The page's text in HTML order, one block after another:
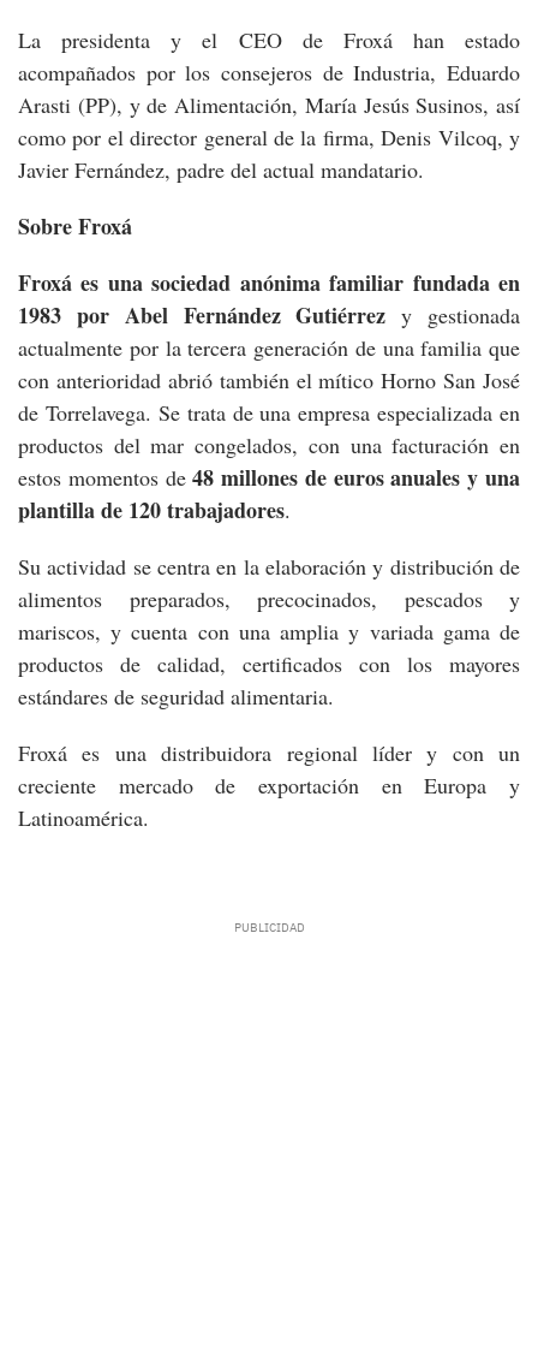
La presidenta y el CEO de Froxá han estado
acompañados por los consejeros de Industria, Eduardo
Arasti (PP), y de Alimentación, María Jesús Susinos, así
como por el director general de la firma, Denis Vilcoq, y
Javier Fernández, padre del actual mandatario.
Sobre Froxá
Froxá es una sociedad anónima familiar fundada en
1983 por Abel Fernández Gutiérrez y gestionada
actualmente por la tercera generación de una familia que
con anterioridad abrió también el mítico Horno San José
de Torrelavega. Se trata de una empresa especializada en
productos del mar congelados, con una facturación en
estos momentos de48 millones de euros anuales y una
plantilla de 120 trabajadores.
Su actividad se centra en la elaboración y distribución de
alimentos preparados, precocinados, pescados y
mariscos, y cuenta con una amplia y variada gama de
productos de calidad, certificados con los mayores
estándares de seguridad alimentaria.
Froxá es una distribuidora regional líder y con un
creciente mercado de exportación en Europa y
Latinoamérica.